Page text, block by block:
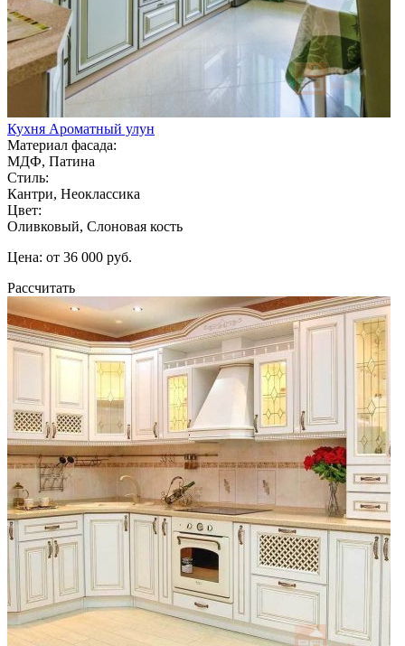
Кухня Ароматный улун
Материал фасада:
МДФ, Патина
Стиль:
Кантри, Неоклассика
Цвет:
Оливковый, Слоновая кость
Цена: от 36 000 руб.
Рассчитать